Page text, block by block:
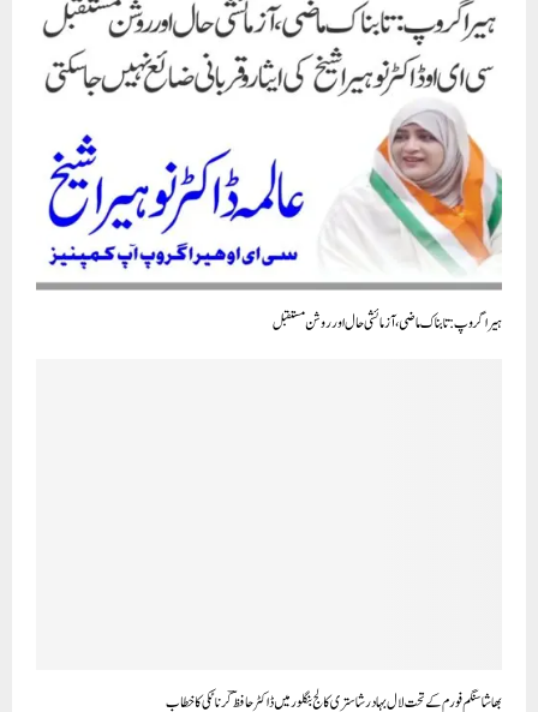
ہیرا گروپ : تابناک ماضی، آزمائشی حال اور روشن مستقبل
بھاشا سنگم فورم کے تحت لال بہادر شاستری کالج بنگلور میں ڈاکٹر حافظؔ کرناٹکی کا خطاب